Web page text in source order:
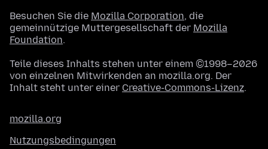
Besuchen Sie die Mozilla Corporation, die
gemeinnützige Muttergesellschaft der Mozilla
Foundation.
Teile dieses Inhalts stehen unter einem ©1998–2026
von einzelnen Mitwirkenden an mozilla.org. Der
Inhalt steht unter einer Creative-Commons-Lizenz.
mozilla.org
Nutzungsbedingungen